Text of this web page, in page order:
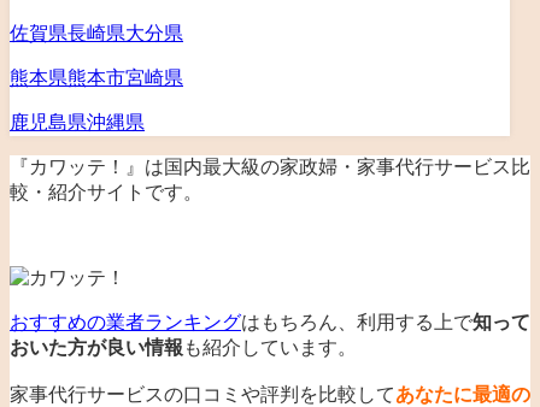
佐賀県長崎県大分県
熊本県熊本市宮崎県
鹿児島県沖縄県
『カワッテ！』は国内最大級の家政婦・家事代行サービス比
較・紹介サイト です。
おすすめの業者ランキングはもちろん、利用する上で知って
おいた方が良い情報 も紹介しています。
家事代行サービスの口コミや評判を比較してあなたに最適の